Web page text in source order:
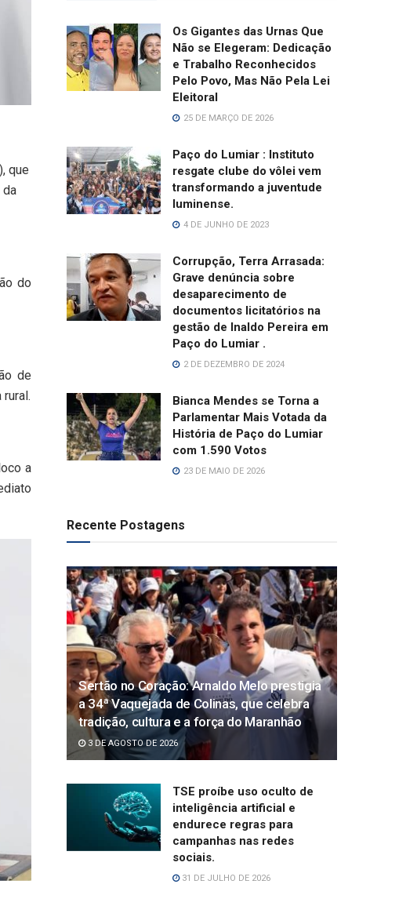
que
da
do
de
a
Os Gigantes das Urnas Que
Não se Elegeram: Dedicação
e Trabalho Reconhecidos
Pelo Povo, Mas Não Pela Lei
Eleitoral
25 DE MARÇO DE 2026
Paço do Lumiar : Instituto
resgate clube do vôlei vem
transformando a juventude
luminense.
4 DE JUNHO DE 2023
Corrupção, Terra Arrasada:
Grave denúncia sobre
desaparecimento de
documentos licitatórios na
gestão de Inaldo Pereira em
Paço do Lumiar .
2 DE DEZEMBRO DE 2024
Bianca Mendes se Torna a
Parlamentar Mais Votada da
História de Paço do Lumiar
com 1.590 Votos
23 DE MAIO DE 2026
Recente Postagens
Sertão no Coração: Arnaldo Melo prestigia
a 34ª Vaquejada de Colinas, que celebra
tradição, cultura e a força do Maranhão
3 DE AGOSTO DE 2026
TSE proíbe uso oculto de
inteligência artificial e
endurece regras para
campanhas nas redes
sociais.
31 DE JULHO DE 2026